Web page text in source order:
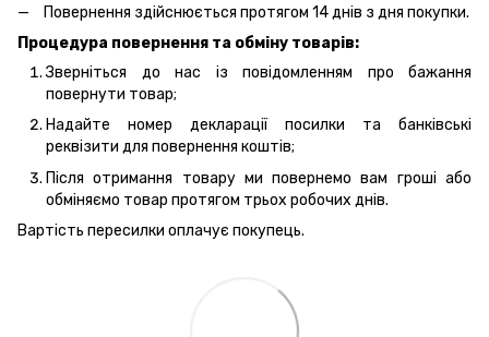
Повернення здійснюється протягом 14 днів з дня покупки.
Процедура повернення та обміну товарів:
Зверніться до нас із повідомленням про бажання
повернути товар;
Надайте номер декларації посилки та банківські
реквізити для повернення коштів;
Після отримання товару ми повернемо вам гроші або
обміняємо товар протягом трьох робочих днів.
Вартість пересилки оплачує покупець.